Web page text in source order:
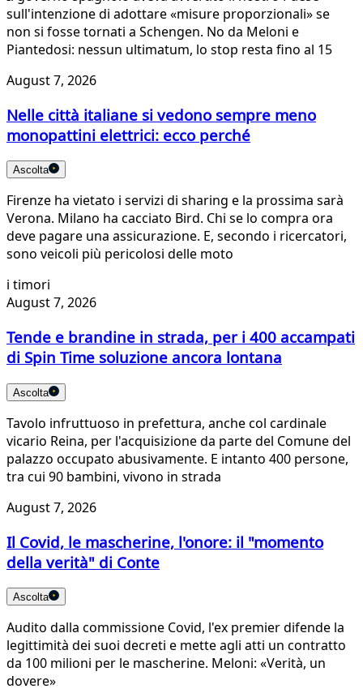
sull'intenzione di adottare «misure proporzionali» se
non si fosse tornati a Schengen. No da Meloni e
Piantedosi: nessun ultimatum, lo stop resta fino al 15
August 7, 2026
Nelle città italiane si vedono sempre meno
monopattini elettrici: ecco perché
Ascolta
Firenze ha vietato i servizi di sharing e la prossima sarà
Verona. Milano ha cacciato Bird. Chi se lo compra ora
deve pagare una assicurazione. E, secondo i ricercatori,
sono veicoli più pericolosi delle moto
i timori
August 7, 2026
Tende e brandine in strada, per i 400 accampati
di Spin Time soluzione ancora lontana
Ascolta
Tavolo infruttuoso in prefettura, anche col cardinale
vicario Reina, per l'acquisizione da parte del Comune del
palazzo occupato abusivamente. E intanto 400 persone,
tra cui 90 bambini, vivono in strada
August 7, 2026
Il Covid, le mascherine, l'onore: il "momento
della verità" di Conte
Ascolta
Audito dalla commissione Covid, l'ex premier difende la
legittimità dei suoi decreti e mette agli atti un contratto
da 100 milioni per le mascherine. Meloni: «Verità, un
dovere»